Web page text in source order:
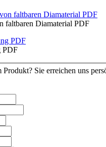
faltbaren Diamaterial PDF
PDF
Produkt? Sie erreichen uns